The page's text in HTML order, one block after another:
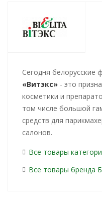
Cегодня белорусские
«Витэкс» - это
косметики и
том числе большой
средств для
салонов.
Все товары
Все товары бренда